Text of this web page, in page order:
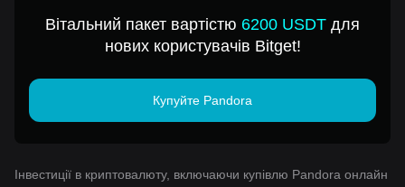
Вітальний пакет вартістю 6200 USDT для
нових користувачів Bitget!
Купуйте Pandora
Інвестиції в криптовалюту, включаючи купівлю Pandora онлайн